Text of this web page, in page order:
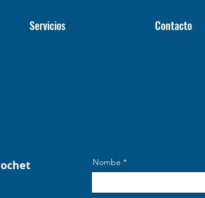
Servicios Contacto
Nombe